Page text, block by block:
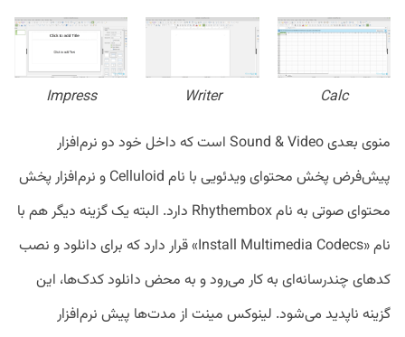
Calc
Writer
Impress
منوی بعدی Sound & Video است که داخل خود دو نرم‌افزار
پیش‌فرض پخش محتوای ویدئویی با نام Celluloid و نرم‌افزار پخش
محتوای صوتی به نام Rhythembox دارد. البته یک گزینه دیگر هم با
نام «Install Multimedia Codecs» قرار دارد که برای دانلود و نصب
کد‌های چندرسانه‌ای به کار می‌رود و به محض دانلود کدک‌ها، این
گزینه ناپدید می‌شود. لینوکس مینت از مدت‌ها پیش نرم‌افزار